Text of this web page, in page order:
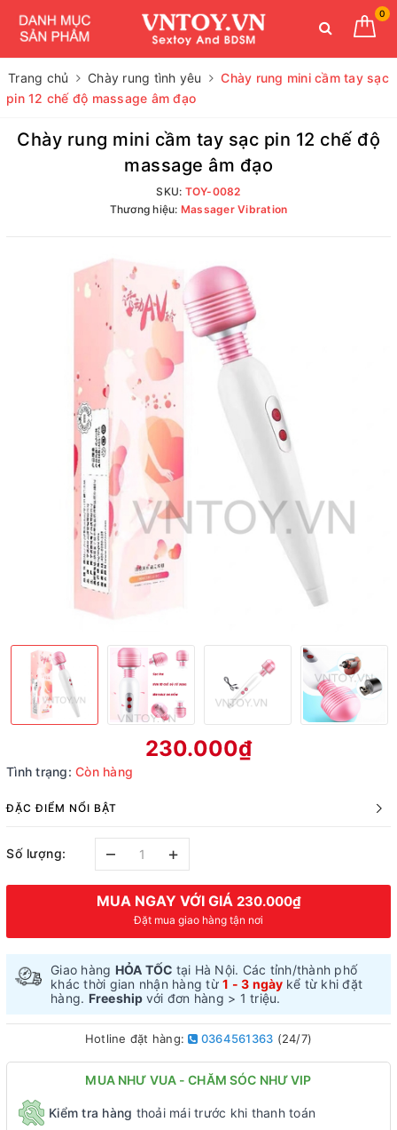
0
Trang chủ Chày rung tình yêu
Chày rung mini cầm tay sạc
pin 12 chế độ massage âm đạo
Chày rung mini cầm tay sạc pin 12 chế độ
massage âm đạo
SKU: TOY-0082
Thương hiệu: Massager Vibration
230.000₫
Tình trạng: Còn hàng
ĐẶC ĐIỂM NỔI BẬT
Số lượng: – +
MUA NGAY VỚI GIÁ 230.000₫
Đặt mua giao hàng tận nơi
Giao hàng HỎA TỐC tại Hà Nội. Các tỉnh/thành phố
khác thời gian nhận hàng từ 1 - 3 ngày kể từ khi đặt
hàng. Freeship với đơn hàng > 1 triệu.
Hotline đặt hàng: 0364561363 (24/7)
MUA NHƯ VUA - CHĂM SÓC NHƯ VIP
Kiểm tra hàng thoải mái trước khi thanh toán